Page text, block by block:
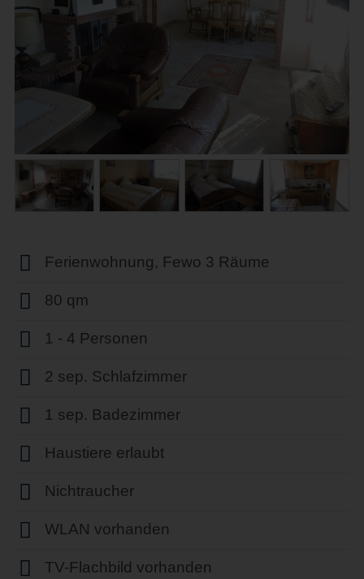
Ferienwohnung, Fewo 3 Räume
80 qm
1 - 4 Personen
2 sep. Schlafzimmer
1 sep. Badezimmer
Haustiere erlaubt
Nichtraucher
WLAN vorhanden
TV-Flachbild vorhanden